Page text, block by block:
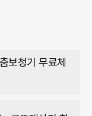
보청기 무료체